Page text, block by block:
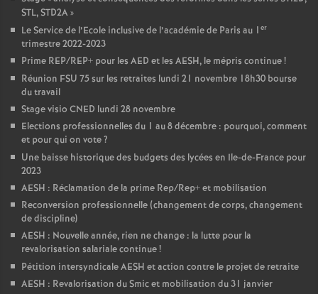
STL, STD2A»
Le Service de l’Ecole inclusive de l’académie de Paris au 1 er
trimestre 2022-2023
Prime REP/REP+ pour les AED et les AESH, le mépris continue!
Réunion FSU 75 sur les retraites lundi 21 novembre 18h30 bourse
du travail
Stage visio CNED lundi 28 novembre
Elections professionnelles du 1 au 8 décembre : pourquoi, comment
et pour qui on vote?
Une baisse historique des budgets des lycées en Ile-de-France pour
2023
AESH : Réclamation de la prime Rep/Rep+ et mobilisation
Reconversion professionnelle (changement de corps, changement
de discipline)
AESH : Nouvelle année, rien ne change : la lutte pour la
revalorisation salariale continue!
Pétition intersyndicale AESH et action contre le projet de retraite
AESH : Revalorisation du Smic et mobilisation du 31 janvier